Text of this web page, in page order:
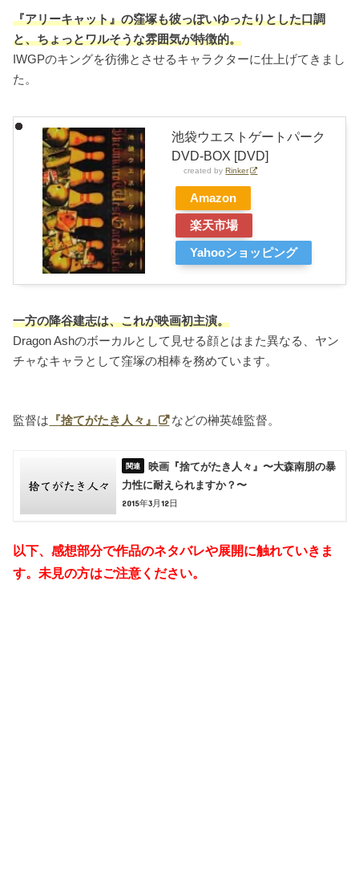
『アリーキャット』の窪塚も彼っぽいゆったりとした口調
と、ちょっとワルそうな雰囲気が特徴的。
IWGPのキングを彷彿とさせるキャラクターに仕上げてきまし
た。
池袋ウエストゲートパーク
DVD-BOX [DVD]
created byRinker
Amazon
楽天市場
Yahooショッピング
一方の降谷建志は、これが映画初主演。
Dragon Ashのボーカルとして見せる顔とはまた異なる、ヤン
チャなキャラとして窪塚の相棒を務めています。
監督は 『捨てがたき人々』 などの榊英雄監督。
映画『捨てがたき人々』〜大森南朋の暴
力性に耐えられますか？〜
2015年3月12日
以下、感想部分で作品のネタバレや展開に触れていきま
す。未見の方はご注意ください。